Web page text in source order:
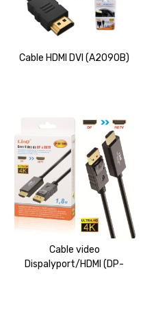
Cable HDMI DVI (A2090B)
Cable video
Dispalyport/HDMI (DP-